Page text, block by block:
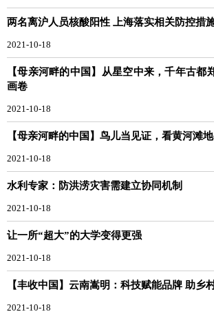
两名离沪人员核酸阳性 上海落实相关防控措
2021-10-18
【母亲河畔的中国】从星空中来，千年古都
画卷
2021-10-18
【母亲河畔的中国】鸟儿当见证，看黄河滩
2021-10-18
水利专家：防洪涝灾害需建立协同机制
2021-10-18
让一所“超大”的大学变得更强
2021-10-18
【丰收中国】云南嵩明：科技赋能品牌 助乡
2021-10-18